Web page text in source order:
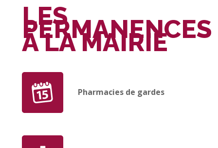
LES
PERMANENCES
À LA MAIRIE
Pharmacies de gardes